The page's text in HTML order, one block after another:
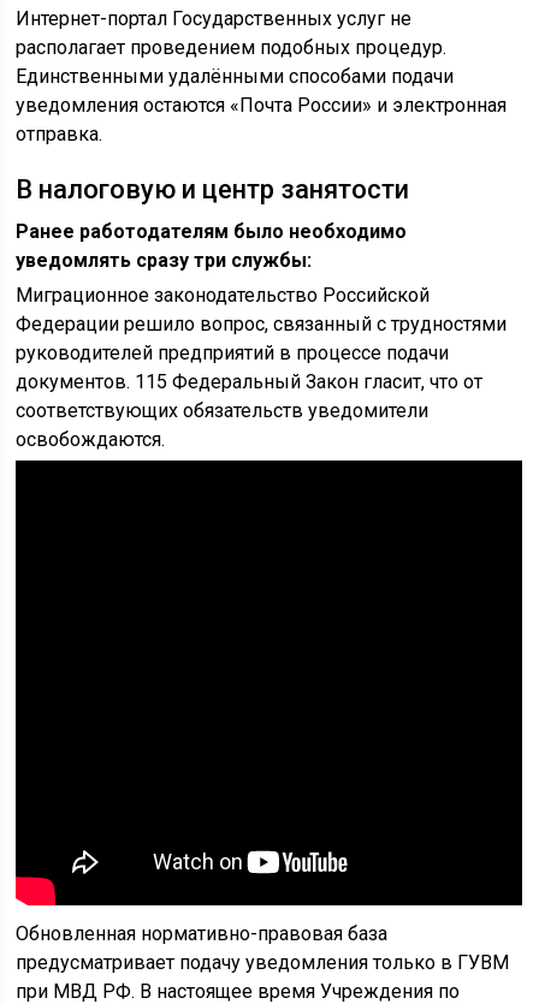
Интернет-портал Государственных услуг не
располагает проведением подобных процедур.
Единственными удалёнными способами подачи
уведомления остаются «Почта России» и электронная
отправка.
В налоговую и центр занятости
Ранее работодателям было необходимо
уведомлять сразу три службы:
Миграционное законодательство Российской
Федерации решило вопрос, связанный с трудностями
руководителей предприятий в процессе подачи
документов. 115 Федеральный Закон гласит, что от
соответствующих обязательств уведомители
освобождаются.
Обновленная нормативно-правовая база
предусматривает подачу уведомления только в ГУВМ
при МВД РФ. В настоящее время Учреждения по